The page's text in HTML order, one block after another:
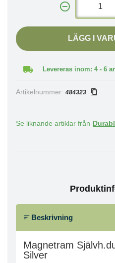
LÄGG I
Levereras inom: 4 - 6
Artikelnummer: 484323
Se liknande artiklar från
Beskrivning
Magnetram
Silver